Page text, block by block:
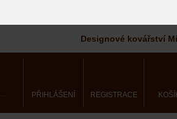
Designové kovářství
PŘIHLÁŠENÍ REGISTRACE